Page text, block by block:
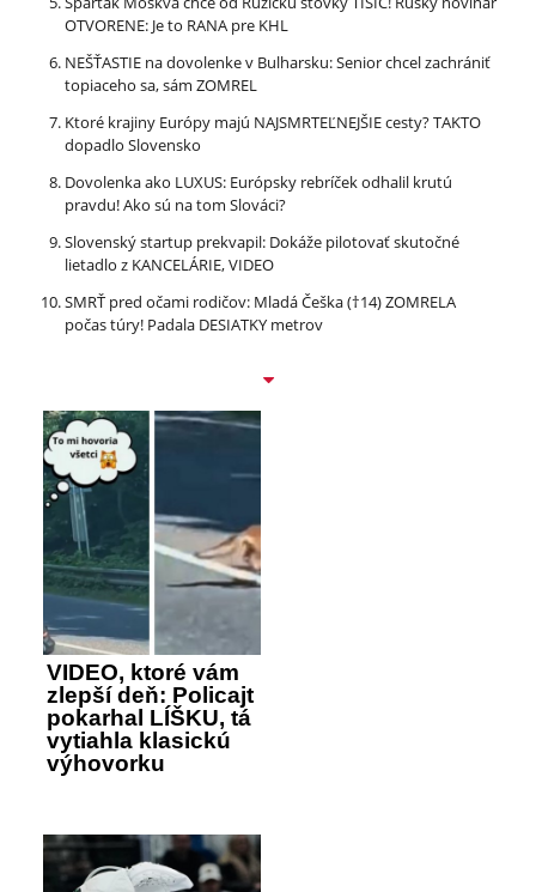
OTVORENE: Je to RANA pre KHL
NEŠŤASTIE na dovolenke v Bulharsku: Senior chcel zachrániť
topiaceho sa, sám ZOMREL
Ktoré krajiny Európy majú NAJSMRTEĽNEJŠIE cesty? TAKTO
dopadlo Slovensko
Dovolenka ako LUXUS: Európsky rebríček odhalil krutú
pravdu! Ako sú na tom Slováci?
Slovenský startup prekvapil: Dokáže pilotovať skutočné
lietadlo z KANCELÁRIE, VIDEO
SMRŤ pred očami rodičov: Mladá Češka (†14) ZOMRELA
počas túry! Padala DESIATKY metrov
VIDEO, ktoré vám
zlepší deň: Policajt
pokarhal LÍŠKU, tá
vytiahla klasickú
výhovorku